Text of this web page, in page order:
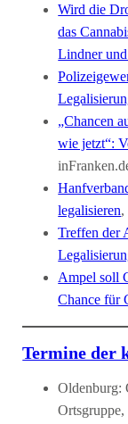
Wird die
das
Lindner
„Chancen
wie jetzt“:
legalisieren,
Treffen der
Ampel soll
Chance für
Termine der
Oldenburg: